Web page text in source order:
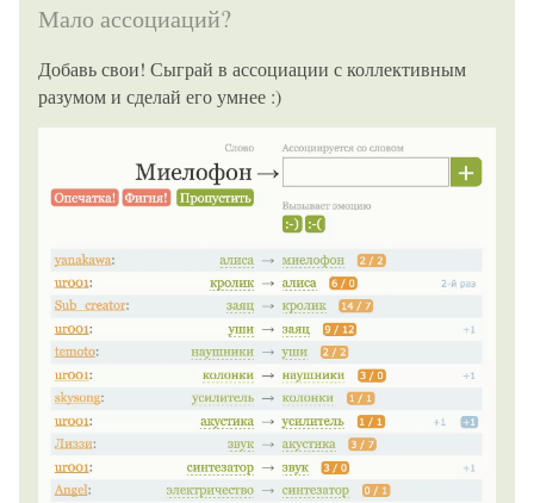
Мало ассоциаций?
Добавь свои! Сыграй в ассоциации с коллективным
разумом и сделай его умнее :)